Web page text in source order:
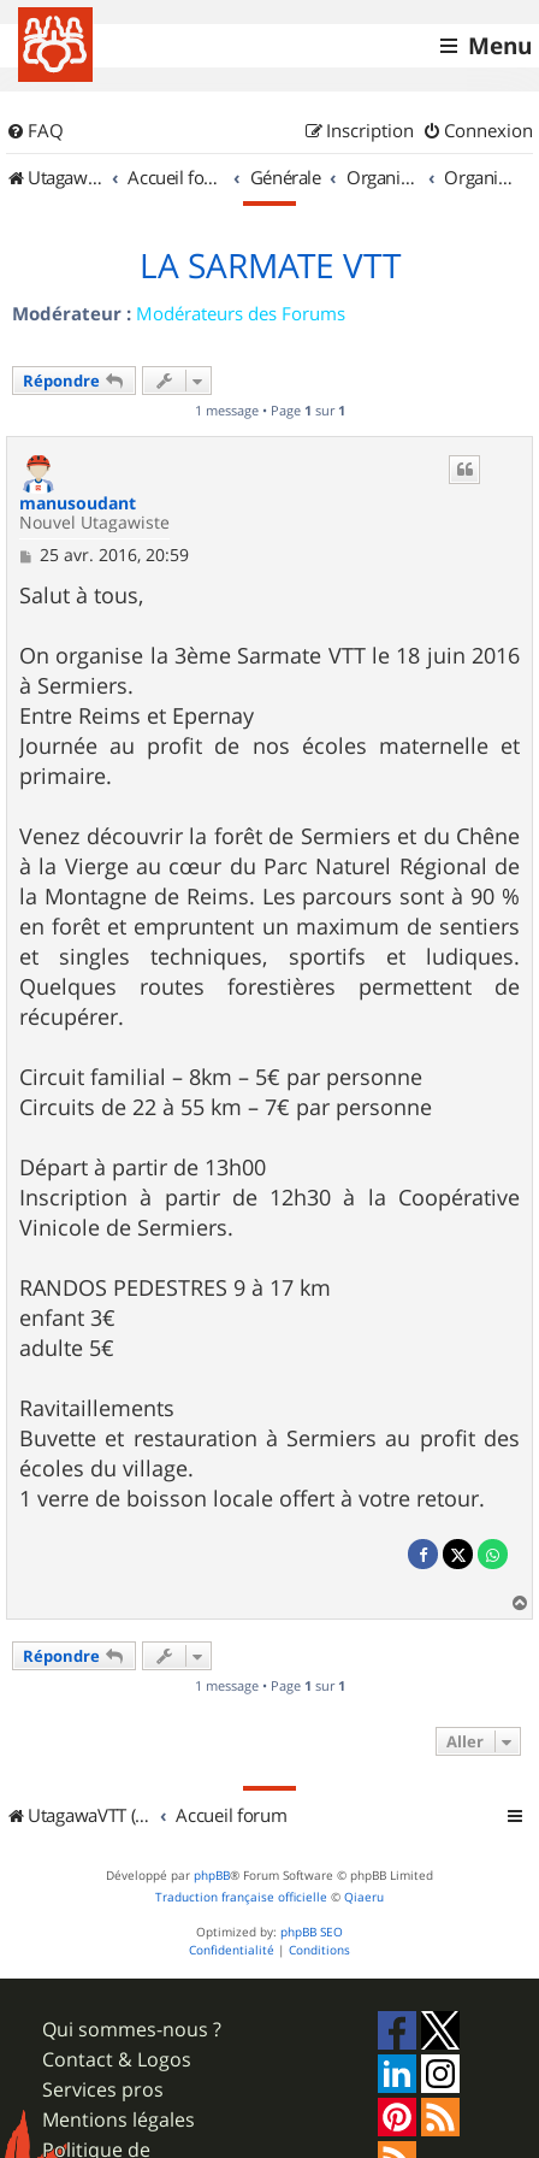
Menu
FAQ Connexion
Inscription
UtagawaVTT (Randos VTT et VTTAE avec traces GPS)
Accueil forum Générale Organisation de sorties & Recherche de partenaires Organisation de sorties en région Champagne Ardenne
LA SARMATE VTT
Modérateur : Modérateurs des Forums
Répondre
1 message • Page 1 sur 1
manusoudant
Nouvel Utagawiste
M
s
s
g
e
25 avr. 2016, 20:59
Salut à tous,
On organise la 3ème Sarmate VTT le 18 juin 2016
à Sermiers.
Entre Reims et Epernay
Journée au profit de nos écoles maternelle et
primaire.
Venez découvrir la forêt de Sermiers et du Chêne
à la Vierge au cœur du Parc Naturel Régional de
la Montagne de Reims. Les parcours sont à 90 %
en forêt et empruntent un maximum de sentiers
et singles techniques, sportifs et ludiques.
Quelques routes forestières permettent de
récupérer.
Circuit familial – 8km – 5€ par personne
Circuits de 22 à 55 km – 7€ par personne
Départ à partir de 13h00
Inscription à partir de 12h30 à la Coopérative
Vinicole de Sermiers.
RANDOS PEDESTRES 9 à 17 km
enfant 3€
adulte 5€
Ravitaillements
Buvette et restauration à Sermiers au profit des
écoles du village.
1 verre de boisson locale offert à votre retour.
a
Répondre
1 message • Page 1 sur 1
Aller
UtagawaVTT (Randos VTT et VTTAE avec traces GPS) Accueil forum
Développé par phpBB® Forum Software © phpBB Limited
Traduction française officielle © Qiaeru
Optimized by: phpBB SEO
Confidentialité | Conditions
Qui sommes-nous ?
Contact & Logos
Services pros
Mentions légales
Politique de